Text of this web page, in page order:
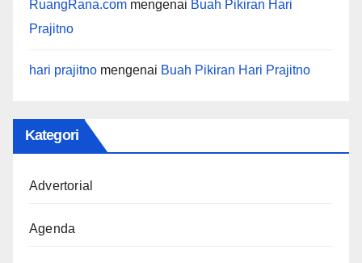
RuangRana.com mengenai Buah Pikiran Hari
Prajitno
hari prajitno mengenai Buah Pikiran Hari Prajitno
Kategori
Advertorial
Agenda